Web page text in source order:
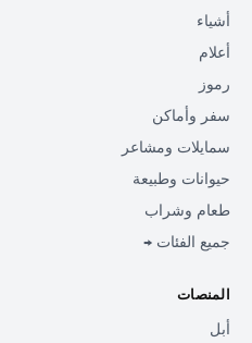
أشياء
أعلام
رموز
سفر وأماكن
سمايلات ومشاعر
حيوانات وطبيعة
طعام وشراب
جميع الفئات →
المنصات
أبل